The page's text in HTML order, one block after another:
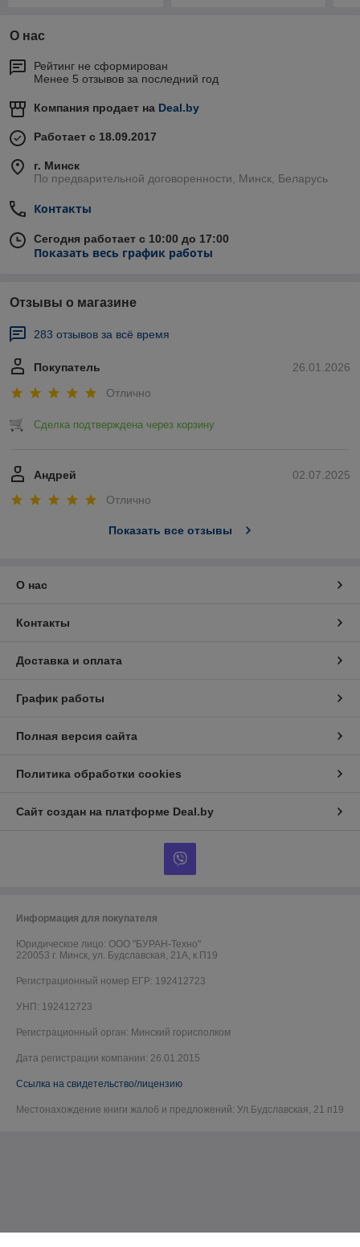
О нас
Рейтинг не сформирован
Менее 5 отзывов за последний год
Компания продает на Deal.by
Работает с 18.09.2017
г. Минск
По предварительной договоренности, Минск, Беларусь
Контакты
Сегодня работает с 10:00 до 17:00
Показать весь график работы
Отзывы о магазине
283 отзывов за всё время
26.01.2026
Покупатель
Отлично
Сделка подтверждена через корзину
02.07.2025
Андрей
Отлично
Показать все отзывы
О нас
Контакты
Доставка и оплата
График работы
Полная версия сайта
Политика обработки cookies
Сайт создан на платформе Deal.by
Информация для покупателя
Юридическое лицо: ООО "БУРАН-Техно"
220053 г. Минск, ул. Будславская, 21А, к.П19
Регистрационный номер ЕГР: 192412723
УНП: 192412723
Регистрационный орган: Минский горисполком
Дата регистрации компании: 26.01.2015
Ссылка на свидетельство/лицензию
Местонахождение книги жалоб и предложений: Ул.Будславская, 21 п19